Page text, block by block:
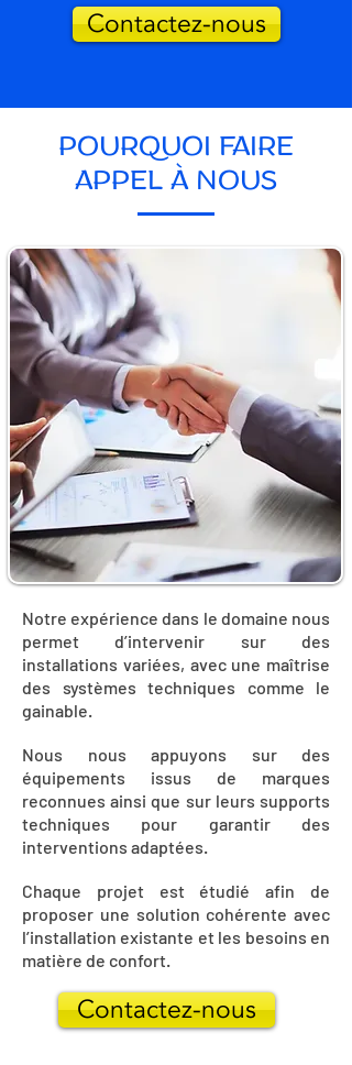
Contactez-nous
POURQUOI FAIRE
APPEL À NOUS
Notre expérience dans le domaine nous
permet d’intervenir sur des
installations variées, avec une maîtrise
des systèmes techniques comme le
gainable.
Nous nous appuyons sur des
équipements issus de marques
reconnues ainsi que sur leurs supports
techniques pour garantir des
interventions adaptées.
Chaque projet est étudié afin de
proposer une solution cohérente avec
l’installation existante et les besoins en
matière de confort.
Contactez-nous